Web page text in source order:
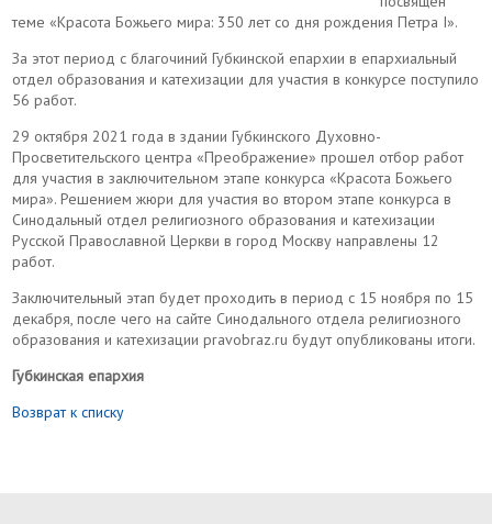
теме «Красота Божьего мира: 350 лет со дня рождения Петра I».
За этот период с благочиний Губкинской епархии в епархиальный
отдел образования и катехизации для участия в конкурсе поступило
56 работ.
29 октября 2021 года в здании Губкинского Духовно-
Просветительского центра «Преображение» прошел отбор работ
для участия в заключительном этапе конкурса «Красота Божьего
мира». Решением жюри для участия во втором этапе конкурса в
Синодальный отдел религиозного образования и катехизации
Русской Православной Церкви в город Москву направлены 12
работ.
Заключительный этап будет проходить в период с 15 ноября по 15
декабря, после чего на сайте Синодального отдела религиозного
образования и катехизации pravobraz.ru будут опубликованы итоги.
Губкинская епархия
Возврат к списку